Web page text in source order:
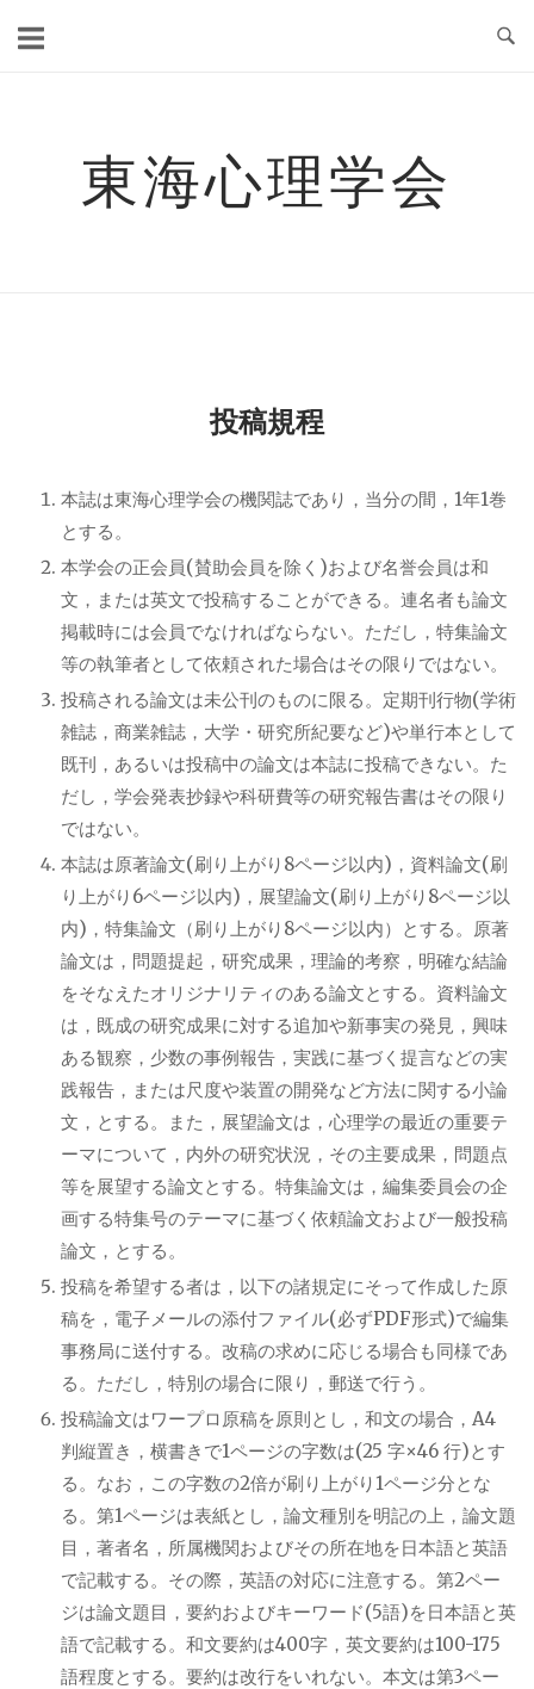
東海心理学会
投稿規程
本誌は東海心理学会の機関誌であり，当分の間，1年1巻
とする。
本学会の正会員(賛助会員を除く)および名誉会員は和
文，または英文で投稿することができる。連名者も論文
掲載時には会員でなければならない。ただし，特集論文
等の執筆者として依頼された場合はその限りではない。
投稿される論文は未公刊のものに限る。定期刊行物(学術
雑誌，商業雑誌，大学・研究所紀要など)や単行本として
既刊，あるいは投稿中の論文は本誌に投稿できない。た
だし，学会発表抄録や科研費等の研究報告書はその限り
ではない。
本誌は原著論文(刷り上がり8ページ以内)，資料論文(刷
り上がり6ページ以内)，展望論文(刷り上がり8ページ以
内)，特集論文（刷り上がり8ページ以内）とする。原著
論文は，問題提起，研究成果，理論的考察，明確な結論
をそなえたオリジナリティのある論文とする。資料論文
は，既成の研究成果に対する追加や新事実の発見，興味
ある観察，少数の事例報告，実践に基づく提言などの実
践報告，または尺度や装置の開発など方法に関する小論
文，とする。また，展望論文は，心理学の最近の重要テ
ーマについて，内外の研究状況，その主要成果，問題点
等を展望する論文とする。特集論文は，編集委員会の企
画する特集号のテーマに基づく依頼論文および一般投稿
論文，とする。
投稿を希望する者は，以下の諸規定にそって作成した原
稿を，電子メールの添付ファイル(必ずPDF形式)で編集
事務局に送付する。改稿の求めに応じる場合も同様であ
る。ただし，特別の場合に限り，郵送で行う。
投稿論文はワープロ原稿を原則とし，和文の場合，A4
判縦置き，横書きで1ページの字数は(25 字×46 行)とす
る。なお，この字数の2倍が刷り上がり1ページ分とな
る。第1ページは表紙とし，論文種別を明記の上，論文題
目，著者名，所属機関およびその所在地を日本語と英語
で記載する。その際，英語の対応に注意する。第2ペー
ジは論文題目，要約およびキーワード(5語)を日本語と英
語で記載する。和文要約は400字，英文要約は100-175
語程度とする。要約は改行をいれない。本文は第3ペー